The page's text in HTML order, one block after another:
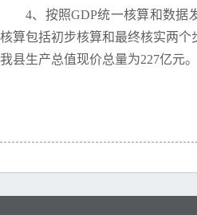
4、按照GDP统一核算和数据
核算包括初步核算和最终核实两个
我县生产总值现价总量为227亿元。